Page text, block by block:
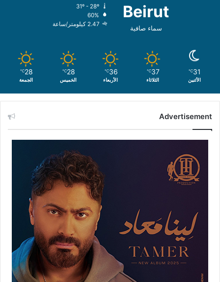
Beirut
سماء صافية
60%
2.47 كيلومتر/ساعة
31
℃
الأثنين
37
℃
الثلاثاء
36
℃
الأربعاء
28
℃
الخميس
28
℃
الجمعة
Advertisement